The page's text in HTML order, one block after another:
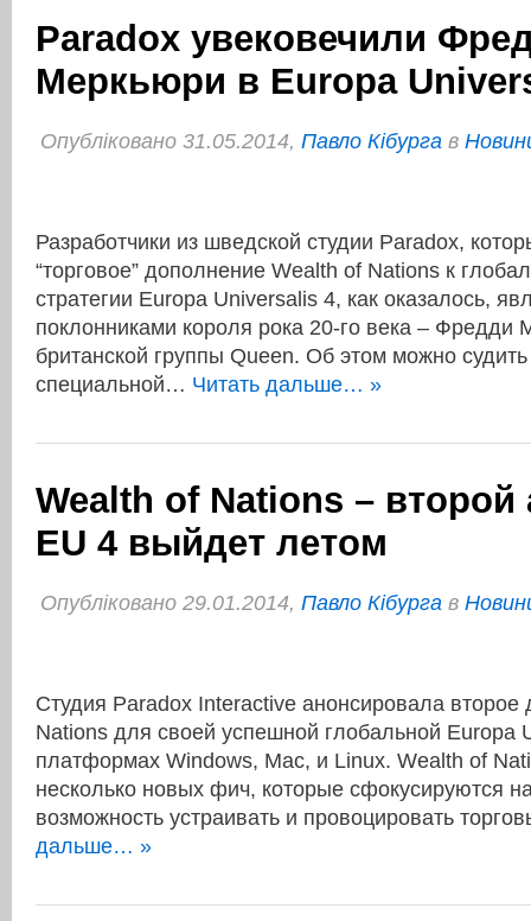
Paradox увековечили
Меркьюри в Europa
Опубліковано 31.05.2014, Павло Кібурга в
Разработчики из шведской студии Paradox,
“торговое” дополнение Wealth of Nations к
стратегии Europa Universalis 4, как оказалось,
поклонниками короля рока 20-го века – Фредди
британской группы Queen. Об этом можно
специальной… Читать дальше… »
Wealth of Nations –
EU 4 выйдет летом
Опубліковано 29.01.2014, Павло Кібурга в
Студия Paradox Interactive анонсировала второе
Nations для своей успешной глобальной Europa
платформах Windows, Mac, и Linux. Wealth of
несколько новых фич, которые сфокусируются
возможность устраивать и провоцировать
дальше… »